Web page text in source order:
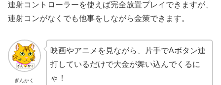
連射コントローラーを使えば完全放置プレイできますが、
連射コンがなくでも他事をしながら金策できます。
ぎんかく
映画やアニメを見ながら、片手でAボタン連
打しているだけで大金が舞い込んでくるに
ゃ！